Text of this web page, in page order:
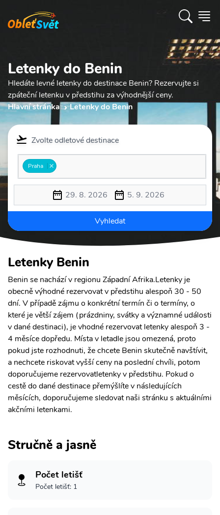
Letenky do Benin
Hledáte levné letenky do destinace Benin? Rezervujte si
zpáteční letenku v předstihu za výhodnější ceny.
Hlavní stránka
Letenky do Benin
Zvolte odletové destinace
Praha
29. 8. 2026 5. 9. 2026
Vyhledat
Letenky Benin
Benin se nachází v regionu Západní Afrika.Letenky je
obecně výhodné rezervovat v předstihu alespoň 30 - 50
dní. V případě zájmu o konkrétní termín či o termíny, o
které je větší zájem (prázdniny, svátky a významné události
v dané destinaci), je vhodné rezervovat letenky alespoň 3 -
4 měsíce dopředu. Místa v letadle jsou omezená, proto
pokud jste rozhodnuti, že chcete Benin skutečně navštívit,
a nechcete riskovat vyšší ceny na poslední chvíli, potom
doporučujeme rezervovatletenky v předstihu. Pokud o
cestě do dané destinace přemýšlíte v následujících
měsících, doporučujeme sledovat naši stránku s aktuálními
akčními letenkami.
Stručně a jasně
Počet letišť
Počet letišť: 1